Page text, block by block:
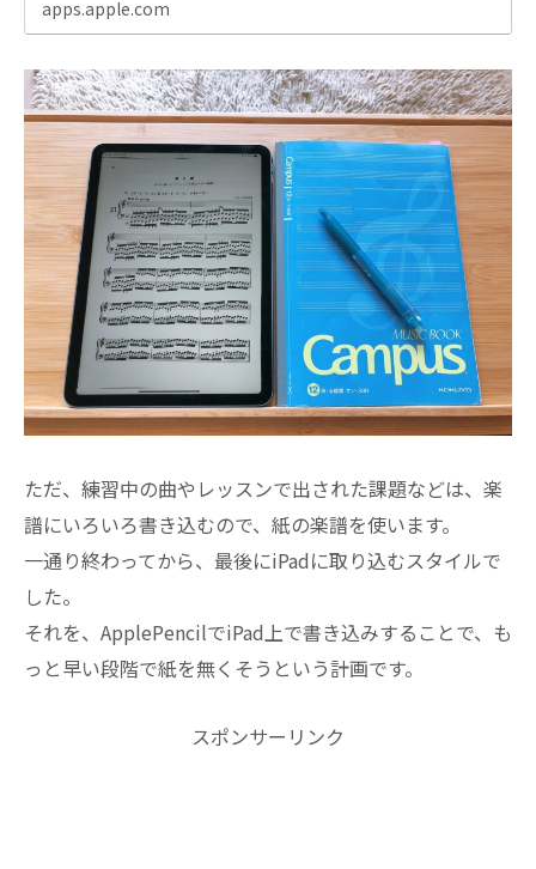
apps.apple.com
ただ、練習中の曲やレッスンで出された課題などは、楽
譜にいろいろ書き込むので、紙の楽譜を使います。
一通り終わってから、最後にiPadに取り込むスタイルで
した。
それを、ApplePencilでiPad上で書き込みすることで、も
っと早い段階で紙を無くそうという計画です。
スポンサーリンク